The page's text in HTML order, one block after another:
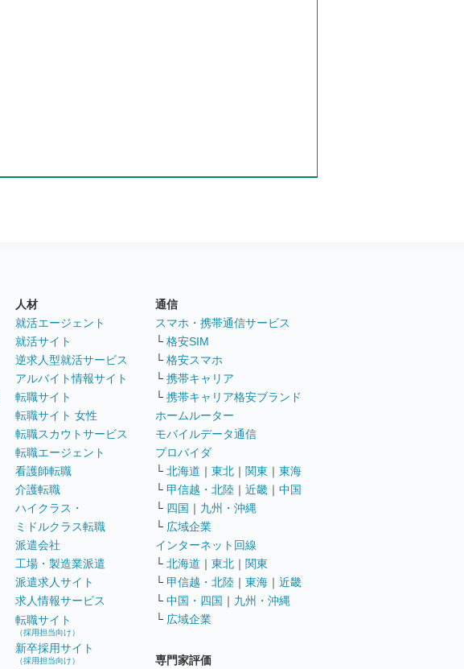
人材
就活エージェント
就活サイト
逆求人型就活サービス
アルバイト情報サイト
転職サイト
転職サイト 女性
転職スカウトサービス
転職エージェント
看護師転職
介護転職
ハイクラス・
ミドルクラス転職
派遣会社
工場・製造業派遣
派遣求人サイト
求人情報サービス
転職サイト
（採用担当向け）
新卒採用サイト
（採用担当向け）
通信
スマホ・携帯通信サービス
└ 格安SIM
└ 格安スマホ
└ 携帯キャリア
└ 携帯キャリア格安ブランド
ホームルーター
モバイルデータ通信
プロバイダ
└ 北海道 ｜ 東北 ｜ 関東 ｜ 東海
└ 甲信越・北陸 ｜ 近畿 ｜ 中国
└ 四国 ｜ 九州・沖縄
└ 広域企業
インターネット回線
└ 北海道 ｜ 東北 ｜ 関東
└ 甲信越・北陸 ｜ 東海 ｜ 近畿
└ 中国・四国 ｜ 九州・沖縄
└ 広域企業
専門家評価